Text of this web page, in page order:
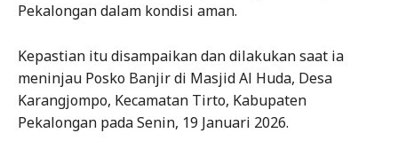
Pekalongan dalam kondisi aman.
Kepastian itu disampaikan dan dilakukan saat ia
meninjau Posko Banjir di Masjid Al Huda, Desa
Karangjompo, Kecamatan Tirto, Kabupaten
Pekalongan pada Senin, 19 Januari 2026.